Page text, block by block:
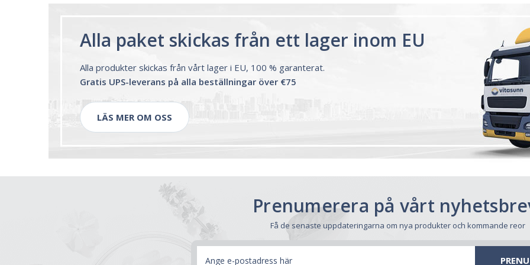
Alla paket skickas från ett lager inom EU
Alla produkter skickas från vårt lager i EU, 100 % garanterat.
Gratis UPS-leverans på alla beställningar över €75
LÄS MER OM OSS
Prenumerera på vårt
Få de senaste uppdateringarna om nya produkter och kommande reor